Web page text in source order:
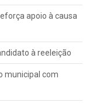
apoio à causa
à reeleição
municipal com